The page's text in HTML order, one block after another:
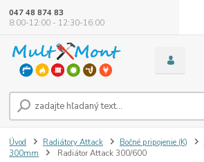
047 48 874 83
8:00-12:00 - 12:30-16:00
Úvod Radiátory Attack Bočné pripojenie (K)
300mm
Radiátor Attack 300/600